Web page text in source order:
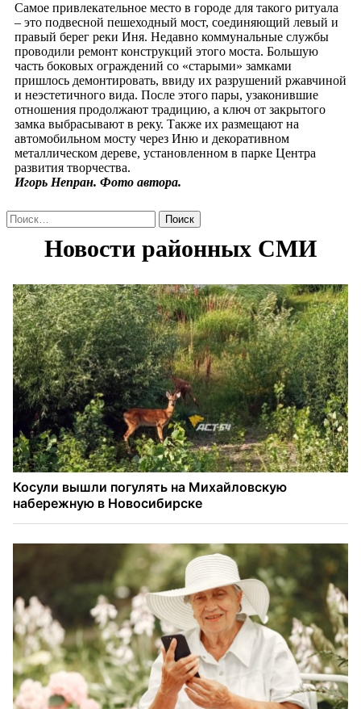
Самое привлекательное место в городе для такого ритуала
– это подвесной пешеходный мост, соединяющий левый и
правый берег реки Иня. Недавно коммунальные службы
проводили ремонт конструкций этого моста. Большую
часть боковых ограждений со «старыми» замками
пришлось демонтировать, ввиду их разрушений ржавчиной
и неэстетичного вида. После этого пары, узаконившие
отношения продолжают традицию, а ключ от закрытого
замка выбрасывают в реку. Также их размещают на
автомобильном мосту через Иню и декоративном
металлическом дереве, установленном в парке Центра
развития творчества.
Игорь Непран. Фото автора.
Найти: